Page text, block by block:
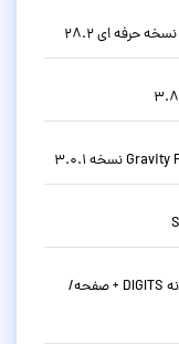
ورود و عضویت با شماره موبایل در وردپرس با افزونه DIGITS + صفحه/